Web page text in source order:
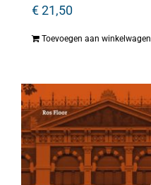
€21,50
Toevoegen aan winkelwagen